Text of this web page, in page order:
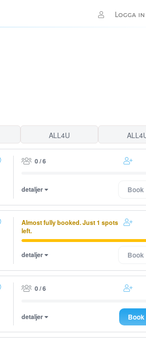
Logga in
ALL4U
0 / 6
detaljer Book
Almost fully booked. Just 1 spots
left.
detaljer Book
0 / 6
detaljer